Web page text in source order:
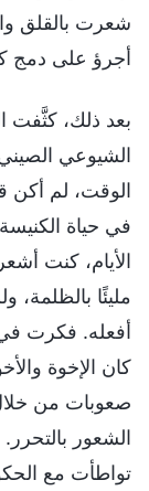
شعرت بالقلق
أجرؤ على دمج
بعد ذلك، كثَّفت
الشيوعي
الوقت، لم أكن
في حياة
الأيام، كنت
مليئًا
أفعله. فكرت في
كان الإخوة
صعوبات من
الشعور
تواطأت مع